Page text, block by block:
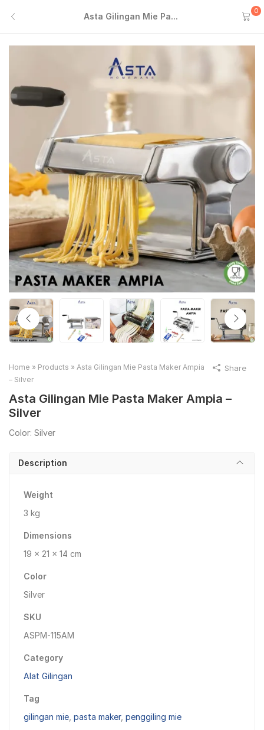
Asta Gilingan Mie Pa...
0
Home » Products » Asta Gilingan Mie Pasta Maker Ampia
– Silver
Asta Gilingan Mie Pasta Maker Ampia –
Silver
Color: Silver
Share
Description
Weight
3 kg
Dimensions
19 × 21 × 14 cm
Color
Silver
SKU
ASPM-115AM
Category
Alat Gilingan
Tag
gilingan mie pasta maker, penggiling mie